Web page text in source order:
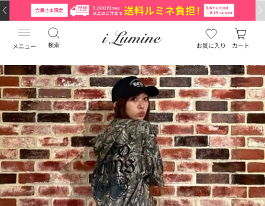
メニュー 検索 お気に入り カート